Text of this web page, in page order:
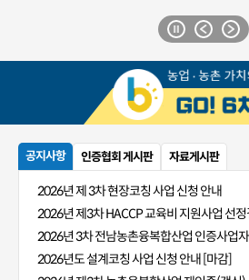
공지사항 인증협회 게시판 자료게시판
2026년 제 3차 현장코칭 사업 신청 안내
2026년도 설계코칭 사업 신청 안내 [마감]